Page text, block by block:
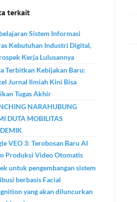
terkait
Sistem Informasi
Kebutuhan Industri Digital,
Kerja Lulusannya
Terbitkan Kebijakan Baru:
Jurnal Ilmiah Kini Bisa
Tugas Akhir
NARAHUBUNG
DUTA MOBILITAS
VEO 3: Terobosan Baru AI
Produksi Video Otomatis
untuk pengembangan sistem
berbasis Facial
yang akan diluncurkan